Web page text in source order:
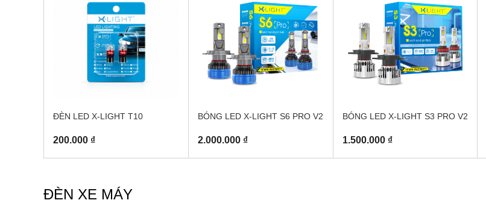
ĐÈN LED X-LIGHT T10
200.000 ₫
BÓNG LED X-LIGHT S6 PRO V2
2.000.000 ₫
BÓNG LED X-LIGHT S3 PRO V2
1.500.000 ₫
ĐÈN XE MÁY